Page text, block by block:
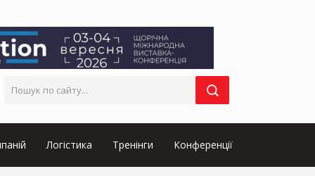
Логістика Тренінги Конференції